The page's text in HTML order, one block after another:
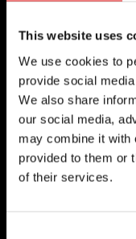
This website uses
We use cookies to
provide social
We also share
our social media,
may combine it with
provided to them or
of their services.